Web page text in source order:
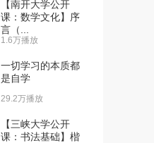
【南开大学公开
课：数学文化】序
言（...
1.6万播放
一切学习的本质都
是自学
29.2万播放
【三峡大学公开
课：书法基础】楷